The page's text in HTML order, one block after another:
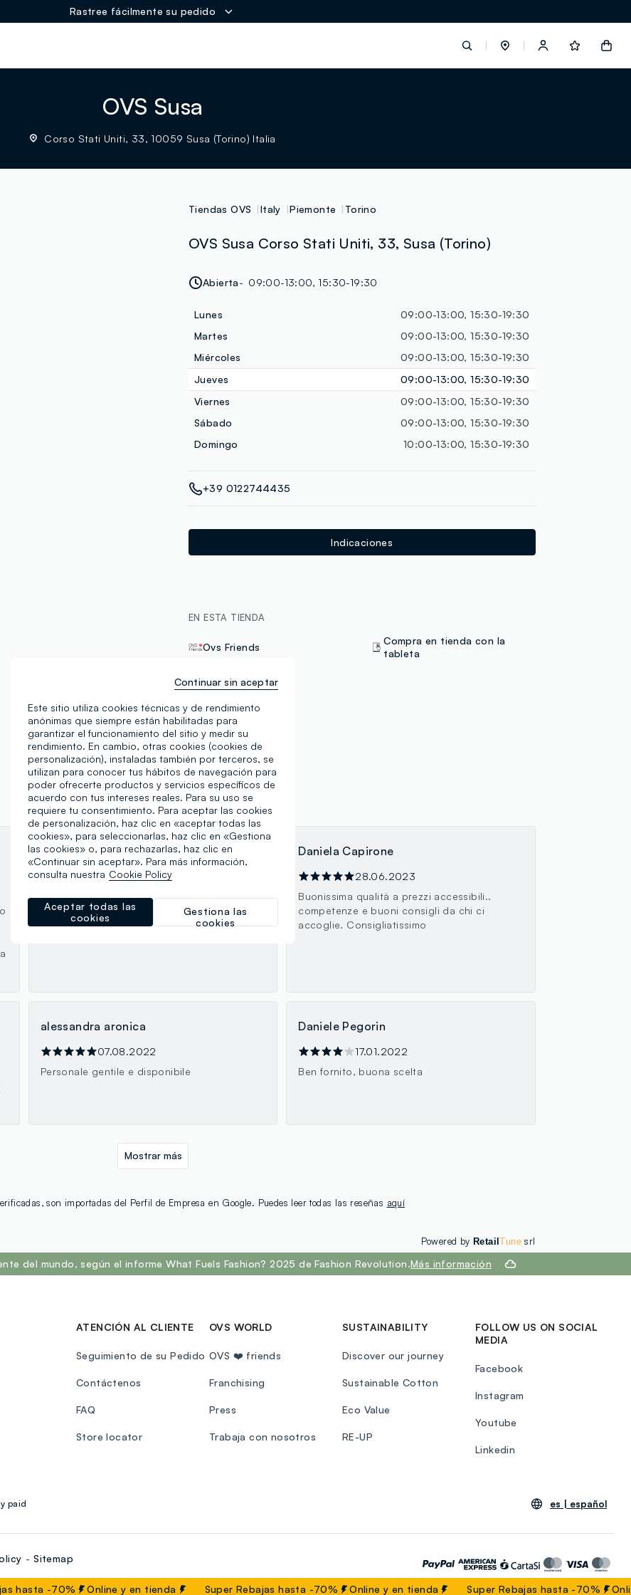
Rastree fácilmente su pedido
loyalty.euro.points
loyalty.guest.discoverpagelink
OVS Susa
Corso Stati Uniti, 33, 10059 Susa (Torino) Italia
Tiendas OVS Italy Piemonte Torino
OVS Susa Corso Stati Uniti, 33, Susa (Torino)
Abierta 09:00-13:00, 15:30-19:30
Lunes
09:00-13:00, 15:30-19:30
Martes
09:00-13:00, 15:30-19:30
Miércoles
09:00-13:00, 15:30-19:30
Jueves
09:00-13:00, 15:30-19:30
Viernes
09:00-13:00, 15:30-19:30
Sábado
09:00-13:00, 15:30-19:30
Domingo
10:00-13:00, 15:30-19:30
+39 0122744435
Indicaciones
EN ESTA TIENDA
Ovs Friends
Compra en tienda con la
tableta
Laura Crosetto
08.10.2023
Prezzi ottimi commesse gentilissime
Daniela Capirone
28.06.2023
Buonissima qualità a prezzi accessibili..
competenze e buoni consigli da chi ci
accoglie. Consigliatissimo
alessandra aronica
07.08.2022
Personale gentile e disponibile
Daniele Pegorin
17.01.2022
Ben fornito, buona scelta
son importadas del Perfil de Empresa en Google. Puedes leer todas las reseñas aquí
Mostrar más
Powered by RetailTunesrl
hasta -70% Online y en tienda Super Rebajas hasta -70% Online y en tienda Super Rebajas hasta -70%
del mundo, según el informe What Fuels Fashion? 2025 de Fashion Revolution.Más información
ATENCIÓN AL CLIENTE
Seguimiento de su Pedido
Contáctenos
FAQ
Store locator
OVS WORLD
OVS ❤️ friends
Franchising
Press
Trabaja con nosotros
SUSTAINABILITY
Discover our journey
Sustainable Cotton
Eco Value
RE-UP
FOLLOW US ON SOCIAL
MEDIA
Facebook
Instagram
Youtube
Linkedin
paid es | español
Sitemap
Este sitio utiliza cookies técnicas y de rendimiento
anónimas que siempre están habilitadas para
garantizar el funcionamiento del sitio y medir su
rendimiento. En cambio, otras cookies (cookies de
personalización), instaladas también por terceros, se
utilizan para conocer tus hábitos de navegación para
poder ofrecerte productos y servicios específicos de
acuerdo con tus intereses reales. Para su uso se
requiere tu consentimiento. Para aceptar las cookies
de personalización, haz clic en «aceptar todas las
cookies», para seleccionarlas, haz clic en «Gestiona
las cookies» o, para rechazarlas, haz clic en
«Continuar sin aceptar». Para más información,
consulta nuestra Cookie Policy
Gestiona las
cookies
Aceptar todas las
cookies
Continuar sin aceptar